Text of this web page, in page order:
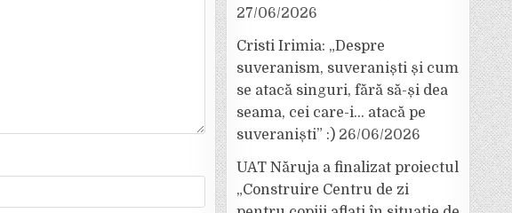
27/06/2026
Cristi Irimia: „Despre
suveranism, suveraniști și cum
se atacă singuri, fără să-și dea
seama, cei care-i… atacă pe
suveraniști” :) 26/06/2026
UAT Năruja a finalizat proiectul
„Construire Centru de zi